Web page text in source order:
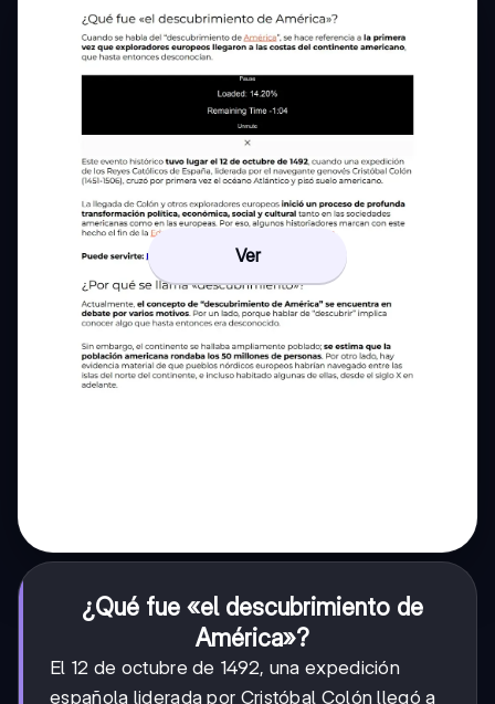
Ver
¿Qué fue «el descubrimiento de
América»?
El 12 de octubre de 1492, una expedición
española liderada por Cristóbal Colón llegó a